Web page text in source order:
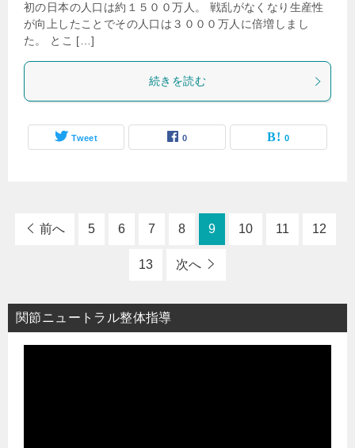
初の日本の人口は約１５００万人。 戦乱がなくなり生産性
が向上したことでその人口は３０００万人に倍増しまし
た。 とこ […]
続きを読む
Tweet 0 0
前へ 5 6 7 8 9 10 11 12
13 次へ
関節ニュートラル整体指導